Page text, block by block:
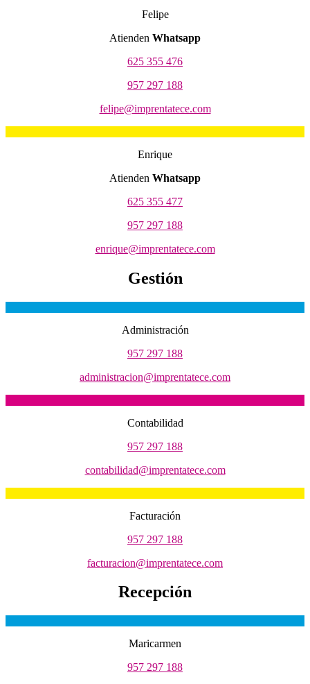
Felipe
Atienden Whatsapp
625 355 476
957 297 188
felipe@imprentatece.com
Enrique
Atienden Whatsapp
625 355 477
957 297 188
enrique@imprentatece.com
Gestión
Administración
957 297 188
administracion@imprentatece.com
Contabilidad
957 297 188
contabilidad@imprentatece.com
Facturación
957 297 188
facturacion@imprentatece.com
Recepción
Maricarmen
957 297 188